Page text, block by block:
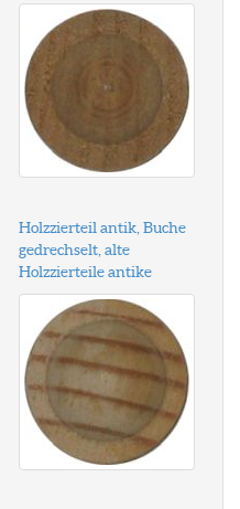
Holzzierteil antik, Buche
gedrechselt, alte
Holzzierteile antike